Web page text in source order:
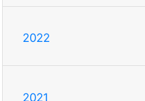
2022
2021